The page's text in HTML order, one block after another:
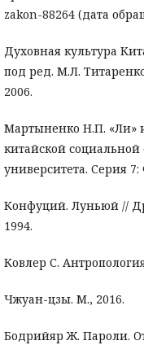
zakon-88264 (дата
Духовная культура
под ред. М.Л.
2006.
Мартыненко Н.П. «Ли»
китайской
университета. Серия
Конфуций. Луньюй //
1994.
Ковлер С.
Чжуан-цзы. М., 2016.
Бодрийяр Ж. Пароли.